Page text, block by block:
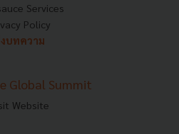
Services
Policy
บทความ
Global Summit
Website